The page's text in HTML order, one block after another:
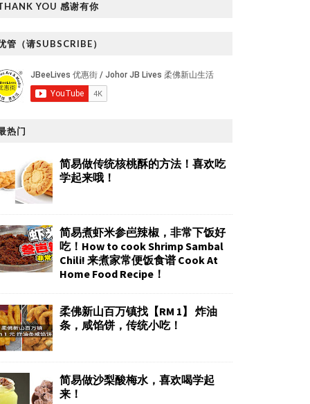
YOU 感谢有你
管（请SUBSCRIBE）
热门
简易做传统核桃酥的方法！喜欢吃
学起来哦！
简易煮虾米参岜辣椒，非常下饭好
吃！How to cook Shrimp Sambal
Chili! 来煮家常便饭食谱 Cook At
Home Food Recipe！
柔佛新山百万镇找【RM 1】 炸油
条，咸馅饼，传统小吃！
简易做沙梨酸梅水，喜欢喝学起
来！